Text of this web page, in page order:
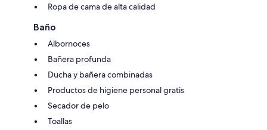
Ropa de cama de alta calidad
Baño
Albornoces
Bañera profunda
Ducha y bañera combinadas
Productos de higiene personal gratis
Secador de pelo
Toallas